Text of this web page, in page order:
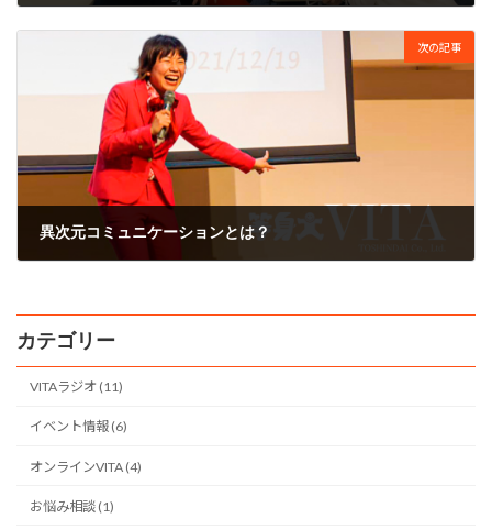
次の記事
異次元コミュニケーションとは？
カテゴリー
VITAラジオ (11)
イベント情報 (6)
オンラインVITA (4)
お悩み相談 (1)